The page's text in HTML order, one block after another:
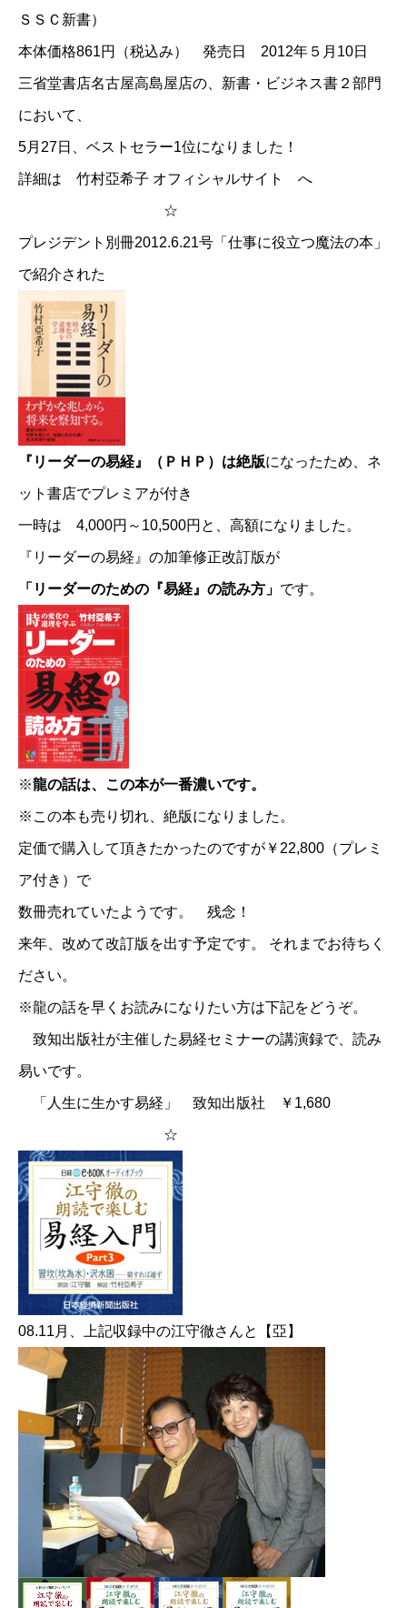
ＳＳＣ新書）
本体価格861円（税込み） 発売日 2012年５月10日
三省堂書店名古屋高島屋店の、新書・ビジネス書２部門
において、
5月27日、ベストセラー1位になりました！
詳細は 竹村亞希子 オフィシャルサイト へ
☆
プレジデント別冊2012.6.21号「仕事に役立つ魔法の本」
で紹介された
『リーダーの易経』（ＰＨＰ）は絶版になったため、ネ
ット書店でプレミアが付き
一時は 4,000円～10,500円と、高額になりました。
『リーダーの易経』の加筆修正改訂版が
「リーダーのための『易経』の読み方」 です。
※龍の話は、この本が一番濃いです。
※この本も売り切れ、絶版になりました。
定価で購入して頂きたかったのですが￥22,800（プレミ
ア付き）で
数冊売れていたようです。 残念！
来年、改めて改訂版を出す予定です。 それまでお待ちく
ださい。
※龍の話を早くお読みになりたい方は下記をどうぞ。
致知出版社が主催した易経セミナーの講演録で、読み
易いです。
「人生に生かす易経」 致知出版社 ￥1,680
☆
08.11月、上記収録中の江守徹さんと【亞】